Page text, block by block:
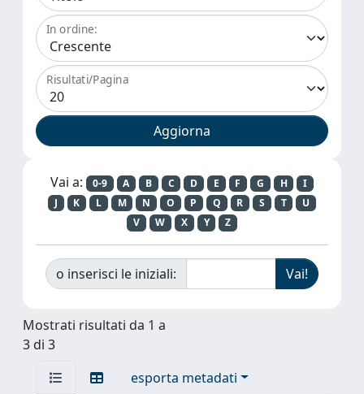
In ordine:
Risultati/Pagina
Vai a: 0-9 A B C D E F G H
I
J
K L M N O P Q R S T
U
V
W X Y Z
o inserisci le iniziali:
Mostrati risultati da 1 a
3 di 3
esporta metadati